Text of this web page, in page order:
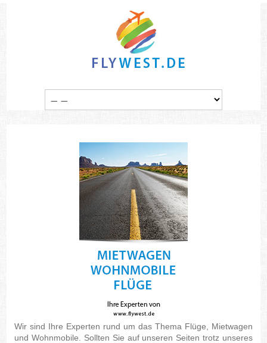
Wir sind Ihre Experten rund um das Thema Flüge, Mietwagen
und Wohnmobile. Sollten Sie auf unseren Seiten trotz unseres